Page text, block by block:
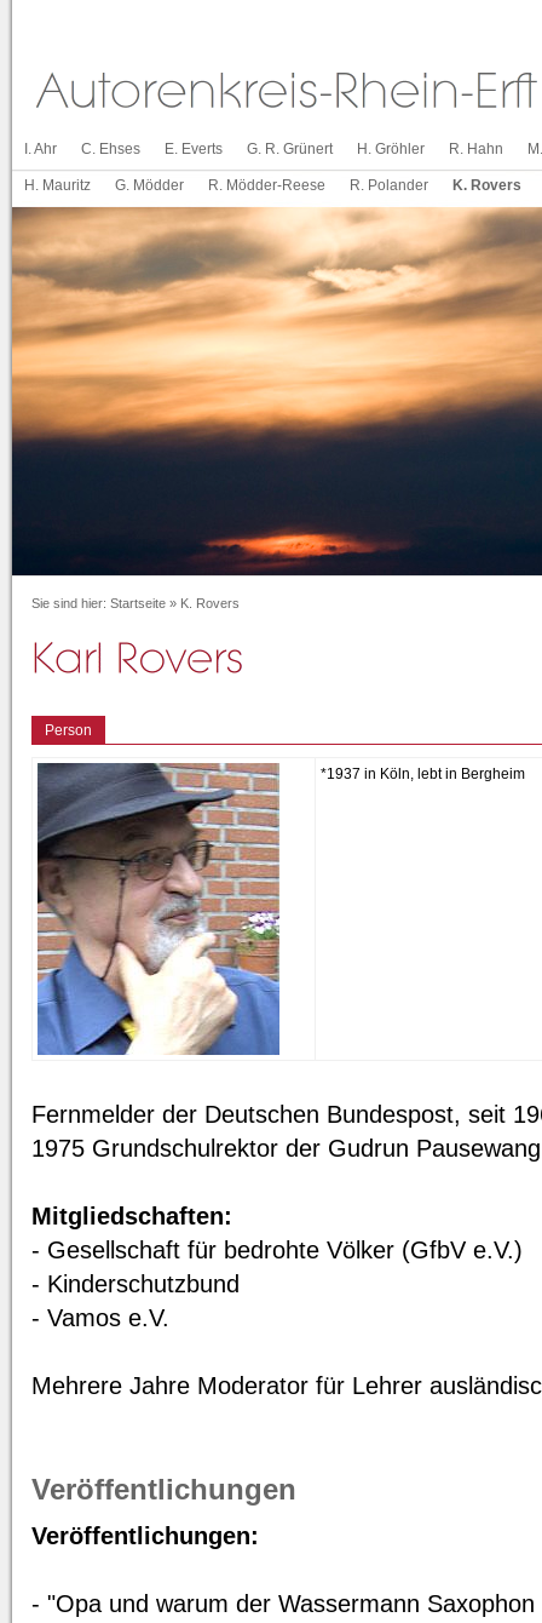
I. Ahr C. Ehses E. Everts G. R. Grünert H. Gröhler R. Hahn
H. Mauritz G. Mödder R. Mödder-Reese R. Polander K. Rovers
Sie sind hier: Startseite » K. Rovers
Person
*1937 in Köln, lebt in Bergheim
Fernmelder der Deutschen Bundespost, seit
1975 Grundschulrektor der Gudrun
Mitgliedschaften:
- Gesellschaft für bedrohte Völker (GfbV e.V.)
- Kinderschutzbund
- Vamos e.V.
Mehrere Jahre Moderator für Lehrer
Veröffentlichungen
Veröffentlichungen:
- "Opa und warum der Wassermann Saxophon